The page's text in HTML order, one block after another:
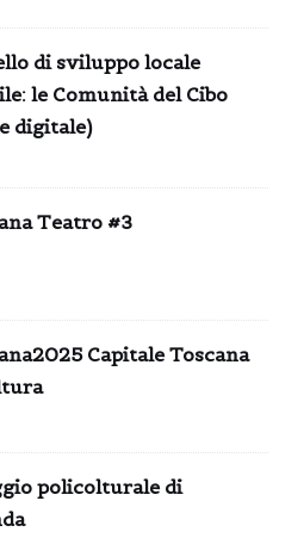
di sviluppo locale
le Comunità del Cibo
digitale)
Teatro #3
Capitale Toscana
policolturale di